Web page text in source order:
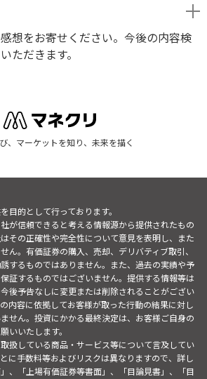
想をお寄せください。今後の内容検
ただきます。
、マーケットを知り、未来を描く
目的として行っております。
が信頼できると考える情報源から提供されたもの
その正確性や完全性について意見を表明し、また
ん。有価証券の購入、売却、デリバティブ取引、
するものではありません。また、過去の実績や予
証するものではございません。提供する情報等は
後予告なしに変更または削除されることがござい
内容に依拠してお客様が取った行動の結果に対し
せん。投資にかかる最終決定は、お客様ご自身の
いいたします。
扱している商品・サービス等について言及してい
に手数料等およびリスクは異なりますので、詳し
、「上場有価証券等書面」、「目論見書」、「目